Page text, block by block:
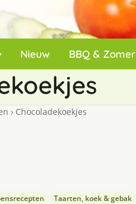
Nieuw BBQ & Zomer
› Chocoladekoekjes
Taarten, koek & gebak